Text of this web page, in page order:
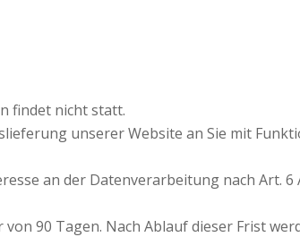
findet nicht statt.
unserer Website an Sie mit
an der Datenverarbeitung nach Art. 6
90 Tagen. Nach Ablauf dieser Frist